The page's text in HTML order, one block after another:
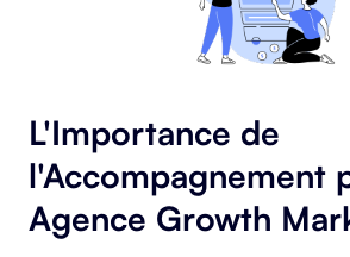
L'Importance de
l'Accompagnement
Agence Growth